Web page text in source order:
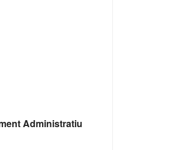
Administratiu